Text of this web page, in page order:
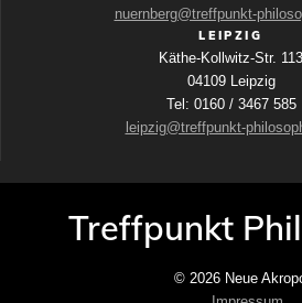
nuernberg@treffpunkt-
LEIPZIG
Käthe-Kollwitz-Str. 113
04109 Leipzig
Tel: 0160 / 3467 585
leipzig@treffpunkt-
Treffpunkt
© 2026 Neue